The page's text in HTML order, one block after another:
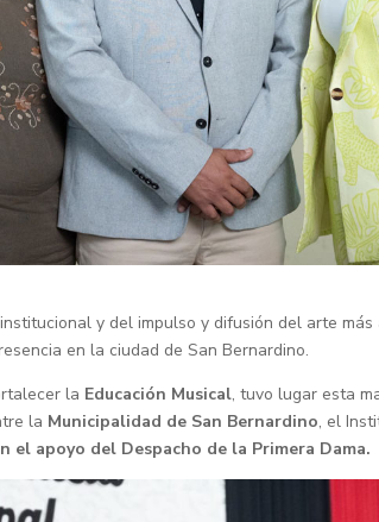
y del impulso y difusión del arte
en la ciudad de San Bernardino.
la Educación Musical, tuvo lugar esta
la Municipalidad de San Bernardino, el
el apoyo del Despacho de la Primera Dama.